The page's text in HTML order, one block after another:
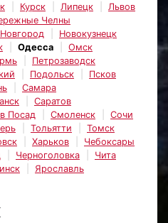
Курск Липецк
Львов
Челны
Новокузнецк
Одесса
Омск
Петрозаводск
Подольск
Псков
Самара
Саратов
Посад Смоленск
Сочи
Тольятти
Томск
Харьков
Чебоксары
Черноголовка
Чита
Ярославль